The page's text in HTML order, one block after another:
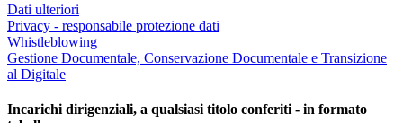
Dati ulteriori
Privacy - responsabile protezione dati
Whistleblowing
Gestione Documentale, Conservazione Documentale e Transizione
al Digitale
Incarichi dirigenziali, a qualsiasi titolo conferiti - in formato